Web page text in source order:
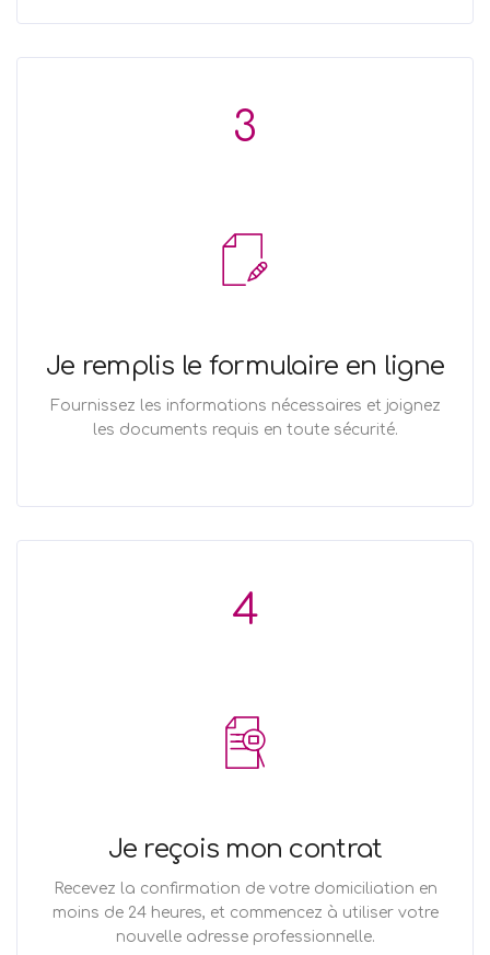
3
Je remplis le formulaire en ligne
Fournissez les informations nécessaires et joignez
les documents requis en toute sécurité.
4
Je reçois mon contrat
Recevez la confirmation de votre domiciliation en
moins de 24 heures, et commencez à utiliser votre
nouvelle adresse professionnelle.